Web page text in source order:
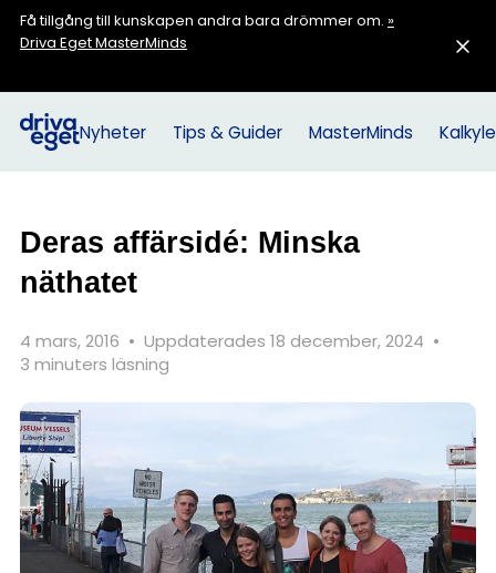
Få tillgång till kunskapen andra bara drömmer om. »
Driva Eget MasterMinds
Nyheter Tips & Guider MasterMinds
Deras affärsidé: Minska
näthatet
4 mars, 2016 • Uppdaterades 18 december, 2024 •
3 minuters läsning